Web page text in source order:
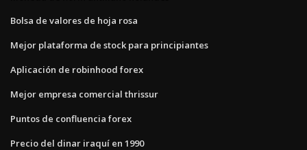
Bolsa de valores de hoja rosa
Mejor plataforma de stock para principiantes
Aplicación de robinhood forex
Mejor empresa comercial thrissur
Puntos de confluencia forex
Precio del dinar iraquí en 1990